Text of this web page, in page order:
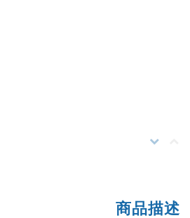
商品描述